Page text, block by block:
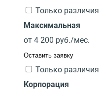
Только различия
Максимальная
от 4 200 руб./мес.
Оставить заявку
Только различия
Корпорация